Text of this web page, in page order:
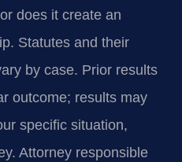
does it create an
Statutes and their
by case. Prior results
outcome; results may
specific situation,
Attorney responsible